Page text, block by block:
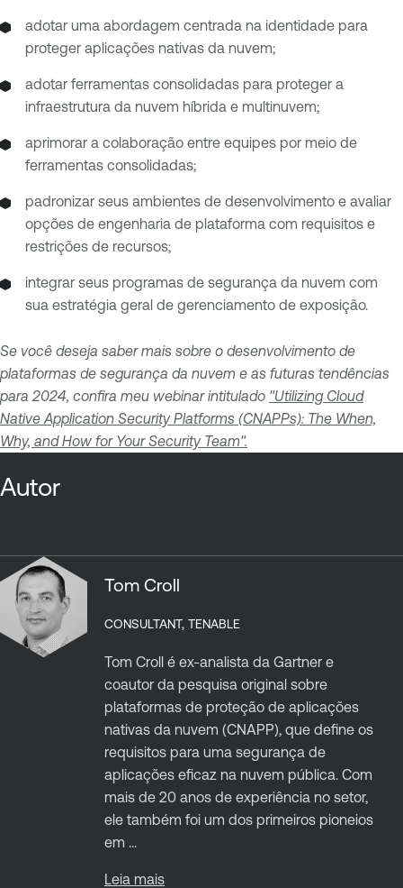
adotar uma abordagem centrada na identidade para
proteger aplicações nativas da nuvem;
adotar ferramentas consolidadas para proteger a
infraestrutura da nuvem híbrida e multinuvem;
aprimorar a colaboração entre equipes por meio de
ferramentas consolidadas;
padronizar seus ambientes de desenvolvimento e avaliar
opções de engenharia de plataforma com requisitos e
restrições de recursos;
integrar seus programas de segurança da nuvem com
sua estratégia geral de gerenciamento de exposição.
Se você deseja saber mais sobre o desenvolvimento de
plataformas de segurança da nuvem e as futuras tendências
para 2024, confira meu webinar intitulado "Utilizing Cloud
Native Application Security Platforms (CNAPPs): The When,
Why, and How for Your Security Team".
Autor
Tom Croll
CONSULTANT, TENABLE
Tom Croll é ex-analista da Gartner e
coautor da pesquisa original sobre
plataformas de proteção de aplicações
nativas da nuvem (CNAPP), que define os
requisitos para uma segurança de
aplicações eficaz na nuvem pública. Com
mais de 20 anos de experiência no setor,
ele também foi um dos primeiros pioneios
em ...
Leia mais